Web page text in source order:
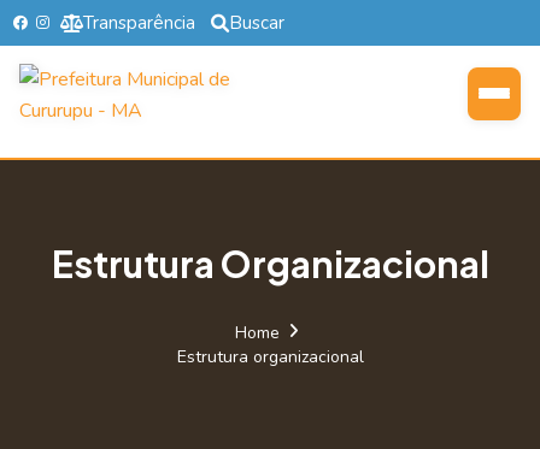
Transparência Buscar
Estrutura Organizacional
Home
Estrutura organizacional